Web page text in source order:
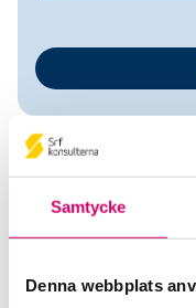
Samtycke
Denna webbplats
Helena